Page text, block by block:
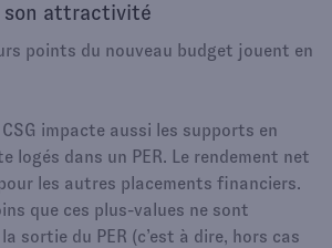
son attractivité
points du nouveau budget jouent en
CSG impacte aussi les supports en
logés dans un PER. Le rendement net
les autres placements financiers.
que ces plus-values ne sont
sortie du PER (c’est à dire, hors cas